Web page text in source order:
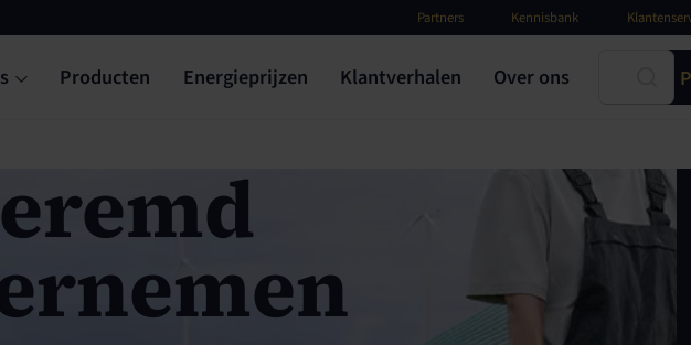
Partners Kennisbank
Producten Energieprijzen Klantverhalen Over ons